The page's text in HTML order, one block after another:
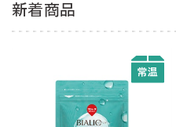
新着商品